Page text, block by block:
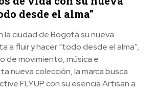
desde el alma”
la ciudad de Bogotá su nueva
a fluir y hacer “todo desde el alma”,
de movimiento, música e
nueva colección, la marca busca
FLYUP con su esencia Artisan a